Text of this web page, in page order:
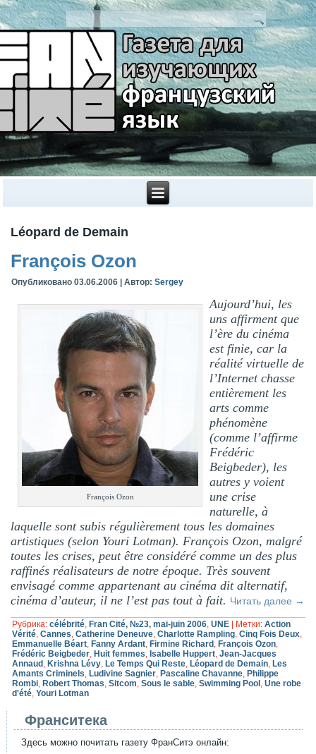
Léopard de Demain
François Ozon
Опубликовано 03.06.2006 |Автор: Sergey
François Ozon
Aujourd’hui, les
uns affirment que
l’ère du cinéma
est finie, car la
réalité virtuelle de
l’Internet chasse
entièrement les
arts comme
phénomène
(comme l’affirme
Frédéric
Beigbeder), les
autres y voient
une crise
naturelle, à
laquelle sont subis régulièrement tous les domaines
artistiques (selon Youri Lotman). François Ozon, malgré
toutes les crises, peut être considéré comme un des plus
raffinés réalisateurs de notre époque. Très souvent
envisagé comme appartenant au cinéma dit alternatif,
cinéma d’auteur, il ne l’est pas tout à fait. Читать далее →
Рубрика: célébrité, Fran Cité, №23, mai-juin 2006,UNE Метки: Action
Vérité,Cannes,Catherine Deneuve,Charlotte Rampling,Cinq Fois Deux,
Emmanuelle Béart, Fanny Ardant, Firmine Richard , François Ozon,
Frédéric Beigbeder, Huit femmes, Isabelle Huppert,Jean-Jacques
Annaud , Krishna Lévy, Le Temps Qui Reste, Léopard de Demain, Les
Amants Criminels, Ludivine Sagnier, Pascaline Chavanne, Philippe
Rombi, Robert Thomas,Sitcom,Sous le sable,Swimming Pool ,Une robe
d'été,Youri Lotman
Франситека
Здесь можно почитать газету ФранСитэ онлайн: